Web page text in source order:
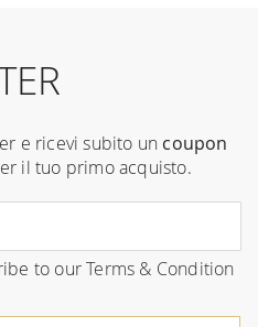
e ricevi subito un coupon
il tuo primo acquisto.
to ourTerms & Condition